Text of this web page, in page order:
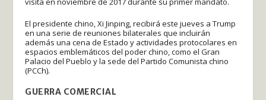
El presidente chino, Xi Jinping, recibirá este jueves a Trump
en una serie de reuniones bilaterales que incluirán
además una cena de Estado y actividades protocolares en
espacios emblemáticos del poder chino, como el Gran
Palacio del Pueblo y la sede del Partido Comunista chino
(PCCh).
GUERRA COMERCIAL